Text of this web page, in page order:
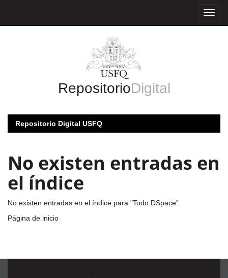
RepositorioDigital
Repositorio Digital USFQ
No existen entradas en
el índice
No existen entradas en el índice para "Todo DSpace".
Página de inicio